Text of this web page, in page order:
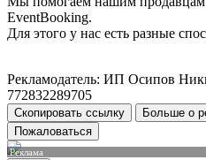
EventBooking.
Для этого у нас есть разные
Рекламодатель: ИП Осипов
772832289705
Скопировать ссылку
Больше о
Пожаловаться
Реклама